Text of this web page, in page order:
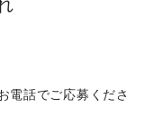
電話でご応募くださ